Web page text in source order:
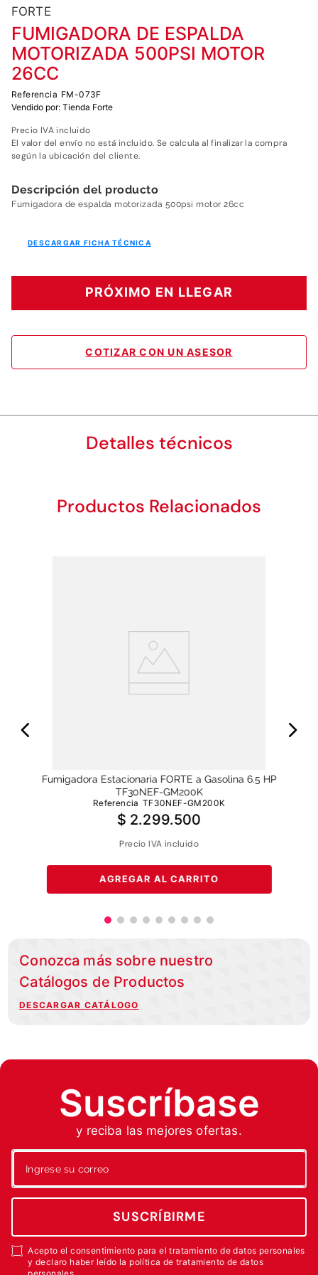
FORTE
FUMIGADORA DE ESPALDA
MOTORIZADA 500PSI MOTOR
26CC
Referencia FM-073F
Vendido por: Tienda Forte
Precio IVA incluido
El valor del envío no está incluido. Se calcula al finalizar la compra
según la ubicación del cliente.
Descripción del producto
Fumigadora de espalda motorizada 500psi motor 26cc
DESCARGAR FICHA TÉCNICA
PRÓXIMO EN LLEGAR
COTIZAR CON UN ASESOR
Detalles técnicos
Productos Relacionados
Fumigadora Estacionaria FORTE a Gasolina 6.5 HP
TF30NEF-GM200K
Referencia TF30NEF-GM200K
$ 2.299.500
Precio IVA incluido
AGREGAR AL CARRITO
Conozca más sobre nuestro
Catálogos de Productos
DESCARGAR CATÁLOGO
Suscríbase
y reciba las mejores ofertas.
SUSCRÍBIRME
Acepto el consentimiento para el tratamiento de datos personales
y declaro haber leído la política de tratamiento de datos
8.
motoazada
9.
motobombas diesel
10